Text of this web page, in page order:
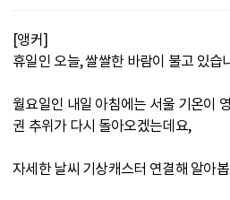
[앵커]
휴일인 오늘, 쌀쌀한 바람이 불고 있습
월요일인 내일 아침에는 서울 기온이
권 추위가 다시 돌아오겠는데요,
자세한 날씨 기상캐스터 연결해 알아